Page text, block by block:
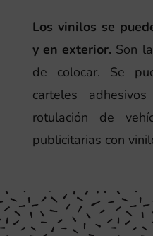
Los vinilos se
y en exterior. Son
de colocar. Se
carteles
rotulación de
publicitarias con